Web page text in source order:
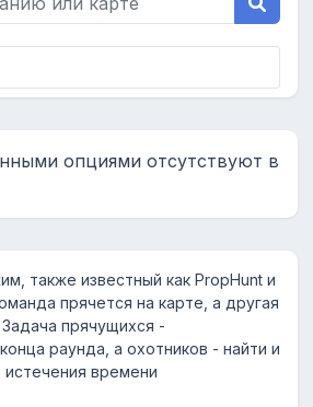
опциями отсутствуют в
также известный как PropHunt и
прячется на карте, а другая
прячущихся -
раунда, а охотников - найти и
времени